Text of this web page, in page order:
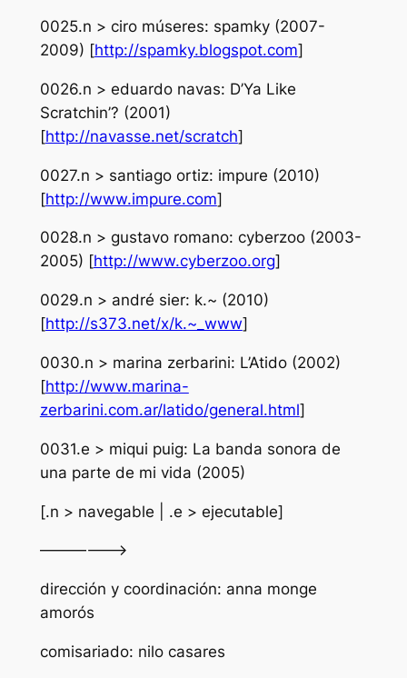
0025.n > ciro múseres: spamky (2007-
2009) [http://spamky.blogspot.com]
0026.n > eduardo navas: D’Ya Like
Scratchin’? (2001)
[http://navasse.net/scratch]
0027.n > santiago ortiz: impure (2010)
[http://www.impure.com]
0028.n > gustavo romano: cyberzoo (2003-
2005) [http://www.cyberzoo.org]
0029.n > andré sier: k.~ (2010)
[http://s373.net/x/k.~_www]
0030.n > marina zerbarini: L’Atido (2002)
[http://www.marina-
zerbarini.com.ar/latido/general.html]
0031.e > miqui puig: La banda sonora de
una parte de mi vida (2005)
[.n > navegable | .e > ejecutable]
——————>
dirección y coordinación: anna monge
amorós
comisariado: nilo casares